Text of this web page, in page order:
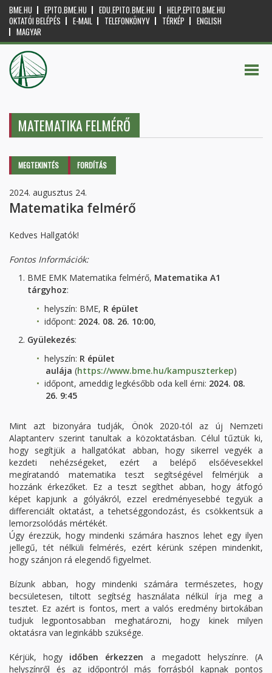
BME.HU EPITO.BME.HU EDU.EPITO.BME.HU
HELP.EPITO.BME.HU
OKTATÓI BELÉPÉS
E-MAIL TELEFONKÖNYV TÉRKÉP
ENGLISH
MAGYAR
MATEMATIKA FELMÉRŐ
Elsődleges fülek
MEGTEKINTÉS (AKTÍVFORDÍTÁS
2024. augusztus 24.
Matematika felmérő
Kedves Hallgatók!
Fontos Információk:
BME EMK Matematika felmérő, Matematika A1
tárgyhoz:
helyszín: BME, R épület
időpont: 2024. 08. 26. 10:00,
Gyülekezés:
helyszín: R épület
aulája (https://www.bme.hu/kampuszterkep)
időpont, ameddig legkésőbb oda kell érni: 2024. 08.
26. 9:45
Mint azt bizonyára tudják, Önök 2020-tól az új Nemzeti
Alaptanterv szerint tanultak a közoktatásban. Célul tűztük ki,
hogy segítjük a hallgatókat abban, hogy sikerrel vegyék a
kezdeti nehézségeket, ezért a belépő elsőévesekkel
megíratandó matematika teszt segítségével felmérjük a
hozzánk érkezőket. Ez a teszt segíthet abban, hogy átfogó
képet kapjunk a gólyákról, ezzel eredményesebbé tegyük a
differenciált oktatást, a tehetséggondozást, és csökkentsük a
lemorzsolódás mértékét.
Úgy érezzük, hogy mindenki számára hasznos lehet egy ilyen
jellegű, tét nélküli felmérés, ezért kérünk szépen mindenkit,
hogy szánjon rá elegendő figyelmet.
Bízunk abban, hogy mindenki számára természetes, hogy
becsületesen, tiltott segítség használata nélkül írja meg a
tesztet. Ez azért is fontos, mert a valós eredmény birtokában
tudjuk legpontosabban meghatározni, hogy kinek milyen
oktatásra van leginkább szüksége.
Kérjük, hogy időben érkezzen a megadott helyszínre. (A
helyszínről és az időpontról más forrásból kapnak pontos